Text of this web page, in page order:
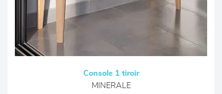
Console 1 tiroir
MINERALE